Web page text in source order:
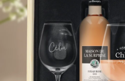
Nos cadeaux sont appréciés.
une note de 4,9 sur Google
pays où nous sommes
Carte de vœux gratuite